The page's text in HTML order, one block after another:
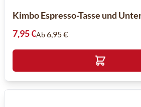
Kimbo Espresso-Tasse und
7,95 €Ab6,95 €